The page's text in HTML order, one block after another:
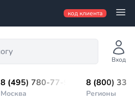
код клиента
Вход
8 (495) 780-77-98
Москва
8 (800)
Регионы